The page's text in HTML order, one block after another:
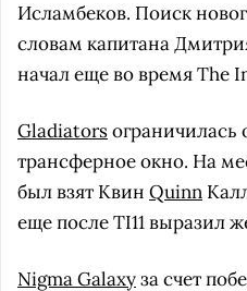
Исламбеков. Поиск
словам капитана
начал еще во время The
Gladiatorsограничилась
трансферное окно. На
был взят Квин Quinn
еще после TI11 выразил
Nigma Galaxyза счет